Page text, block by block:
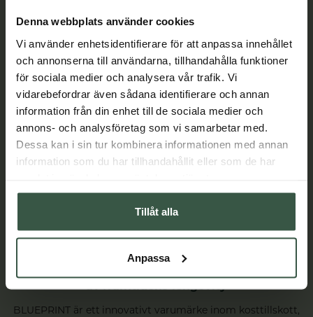
Denna webbplats använder cookies
Vi använder enhetsidentifierare för att anpassa innehållet
och annonserna till användarna, tillhandahålla funktioner
för sociala medier och analysera vår trafik. Vi
vidarebefordrar även sådana identifierare och annan
information från din enhet till de sociala medier och
annons- och analysföretag som vi samarbetar med.
Dessa kan i sin tur kombinera informationen med annan
information som du har tillhandahållit eller som de har
Tillåt alla
Anpassa
BLUEPRINT är ett innovativt varumärke inom kosttillskott,